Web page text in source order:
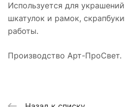
Используется для
шкатулок и рамок,
работы.
Производство Арт-ПроСвет.